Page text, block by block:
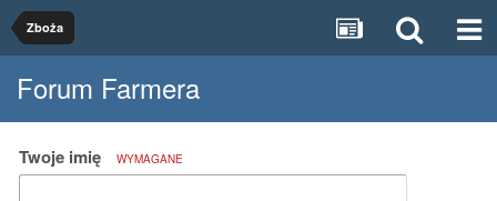
Zboża
Forum Farmera
Twoje imię WYMAGANE